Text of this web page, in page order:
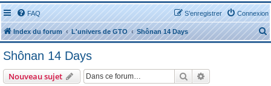
FAQ Connexion
S’enregistrer
Index du forum L'univers de GTO Shônan 14 Days
e
Shônan 14 Days
Nouveau sujet Rechercher